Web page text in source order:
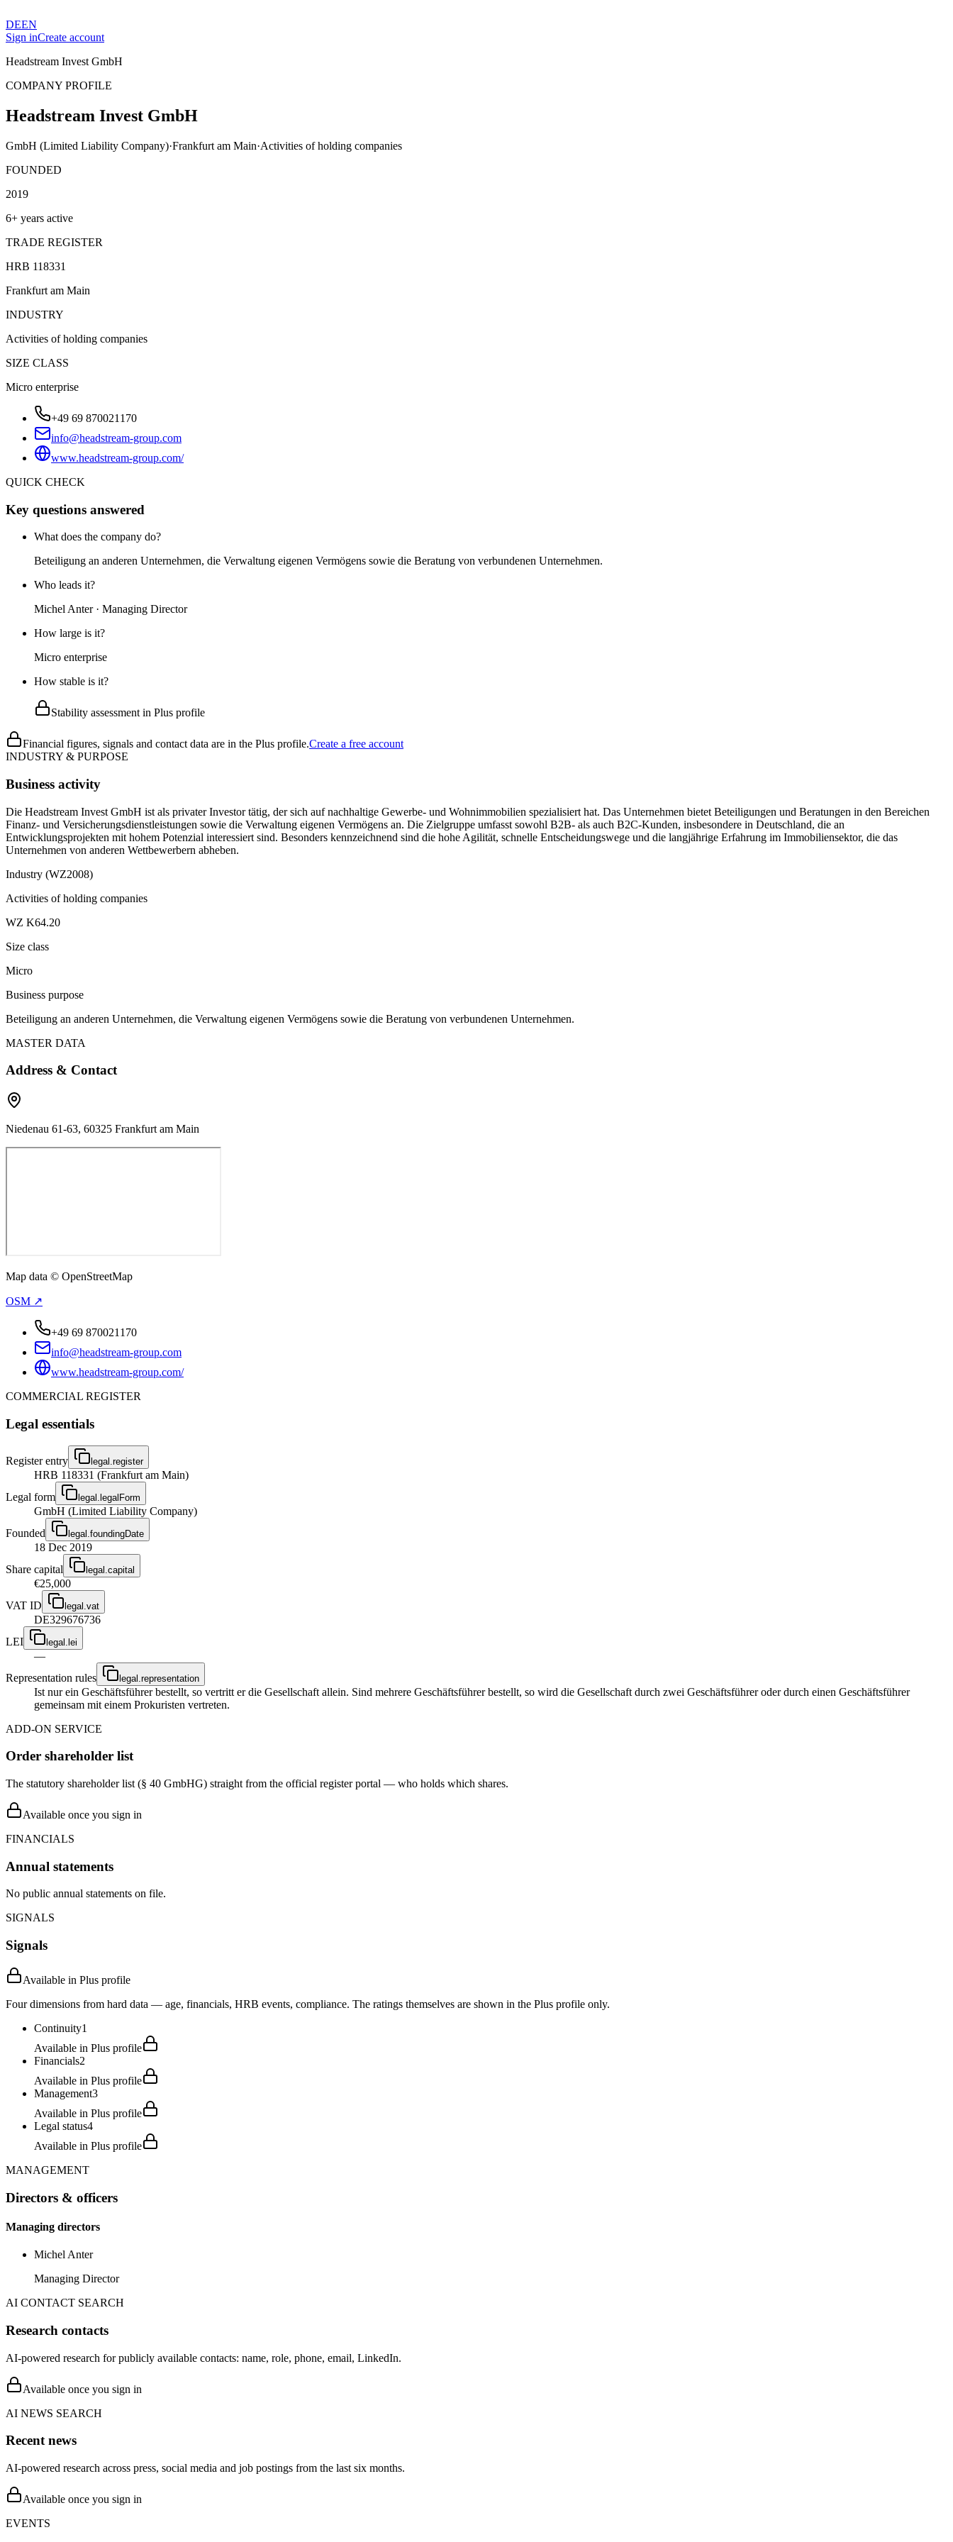
DEEN
Sign inCreate account
Headstream Invest GmbH
COMPANY PROFILE
Headstream Invest GmbH
GmbH (Limited Liability Company)·Frankfurt am Main·Activities of holding companies
FOUNDED
2019
6+ years active
TRADE REGISTER
HRB 118331
Frankfurt am Main
INDUSTRY
Activities of holding companies
SIZE CLASS
Micro enterprise
+49 69 870021170
info@headstream-group.com
www.headstream-group.com/
QUICK CHECK
Key questions answered
What does the company do?
Beteiligung an anderen Unternehmen, die Verwaltung eigenen Vermögens sowie die Beratung von verbundenen Unternehmen.
Who leads it?
Michel Anter · Managing Director
How large is it?
Micro enterprise
How stable is it?
Stability assessment in Plus profile
Financial figures, signals and contact data are in the Plus profile.Create a free account
INDUSTRY & PURPOSE
Business activity
Die Headstream Invest GmbH ist als privater Investor tätig, der sich auf nachhaltige Gewerbe- und Wohnimmobilien spezialisiert hat. Das Unternehmen bietet Beteiligungen und Beratungen in den Bereichen
Finanz- und Versicherungsdienstleistungen sowie die Verwaltung eigenen Vermögens an. Die Zielgruppe umfasst sowohl B2B- als auch B2C-Kunden, insbesondere in Deutschland, die an
Entwicklungsprojekten mit hohem Potenzial interessiert sind. Besonders kennzeichnend sind die hohe Agilität, schnelle Entscheidungswege und die langjährige Erfahrung im Immobiliensektor, die das
Unternehmen von anderen Wettbewerbern abheben.
Industry (WZ2008)
Activities of holding companies
WZ K64.20
Size class
Micro
Business purpose
Beteiligung an anderen Unternehmen, die Verwaltung eigenen Vermögens sowie die Beratung von verbundenen Unternehmen.
MASTER DATA
Address & Contact
Niedenau 61-63, 60325 Frankfurt am Main
Map data © OpenStreetMap
OSM ↗
+49 69 870021170
info@headstream-group.com
www.headstream-group.com/
COMMERCIAL REGISTER
Legal essentials
Register entry legal.register
HRB 118331 (Frankfurt am Main)
Legal form
legal.legalForm
GmbH (Limited Liability Company)
Founded
legal.foundingDate
18 Dec 2019
Share capital
legal.capital
€25,000
VAT ID
legal.vat
DE329676736
LEI
legal.lei
—
Representation rules
legal.representation
Ist nur ein Geschäftsführer bestellt, so vertritt er die Gesellschaft allein. Sind mehrere Geschäftsführer bestellt, so wird die Gesellschaft durch zwei Geschäftsführer oder durch einen Geschäftsführer
gemeinsam mit einem Prokuristen vertreten.
ADD-ON SERVICE
Order shareholder list
The statutory shareholder list (§ 40 GmbHG) straight from the official register portal — who holds which shares.
Available once you sign in
FINANCIALS
Annual statements
No public annual statements on file.
SIGNALS
Signals
Available in Plus profile
Four dimensions from hard data — age, financials, HRB events, compliance. The ratings themselves are shown in the Plus profile only.
Continuity1
Available in Plus profile
Financials2
Available in Plus profile
Management3
Available in Plus profile
Legal status4
Available in Plus profile
MANAGEMENT
Directors & officers
Managing directors
Michel Anter
Managing Director
AI CONTACT SEARCH
Research contacts
AI-powered research for publicly available contacts: name, role, phone, email, LinkedIn.
Available once you sign in
AI NEWS SEARCH
Recent news
AI-powered research across press, social media and job postings from the last six months.
Available once you sign in
EVENTS